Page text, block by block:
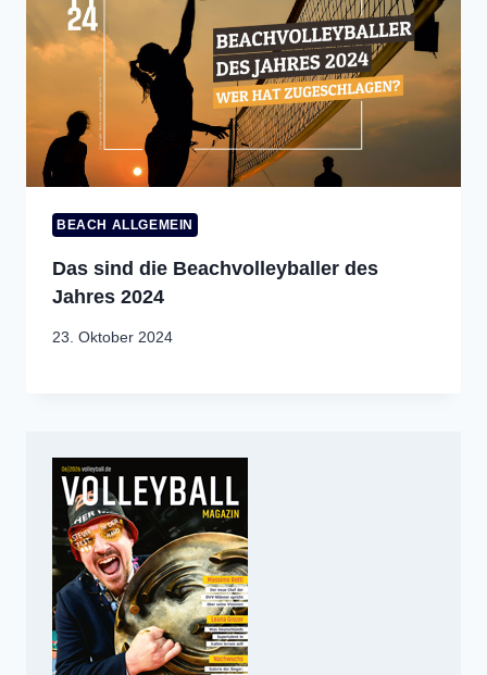
BEACH ALLGEMEIN
Das sind die Beachvolleyballer des
Jahres 2024
23. Oktober 2024